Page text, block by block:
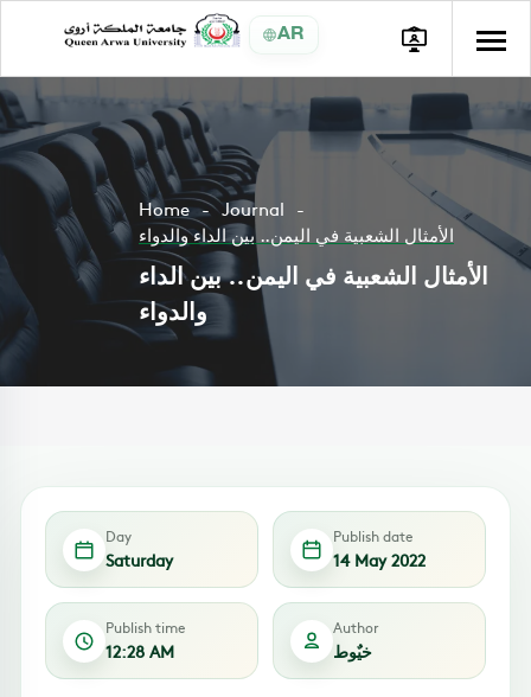
AR
Home
Journal
الأمثال الشعبية في اليمن.. بين الداء والدواء
الأمثال الشعبية في اليمن.. بين الداء
والدواء
Day
Saturday
Publish date
14 May 2022
Publish time
12:28 AM
Author
خيٌوط